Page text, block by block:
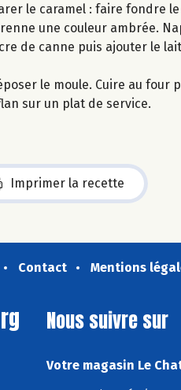
le caramel : faire fondre
une couleur ambrée.
de canne puis ajouter le
le moule. Cuire au
sur un plat de service.
Imprimer la recette
Contact Mentions
Nous suivre sur
Votre magasin Le